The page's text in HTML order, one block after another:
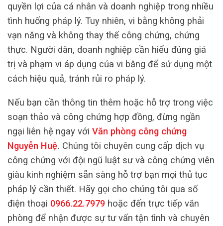
quyền lợi của cá nhân và doanh nghiệp trong nhiều
tình huống pháp lý. Tuy nhiên, vi bằng không phải
vạn năng và không thay thế công chứng, chứng
thực. Người dân, doanh nghiệp cần hiểu đúng giá
trị và phạm vi áp dụng của vi bằng để sử dụng một
cách hiệu quả, tránh rủi ro pháp lý.
Nếu bạn cần thông tin thêm hoặc hỗ trợ trong việc
soạn thảo và công chứng hợp đồng, đừng ngần
ngại liên hệ ngay với Văn phòng công chứng
Nguyễn Huệ. Chúng tôi chuyên cung cấp dịch vụ
công chứng với đội ngũ luật sư và công chứng viên
giàu kinh nghiệm sẵn sàng hỗ trợ bạn mọi thủ tục
pháp lý cần thiết. Hãy gọi cho chúng tôi qua số
điện thoại 0966.22.7979 hoặc đến trực tiếp văn
phòng để nhận được sự tư vấn tận tình và chuyên